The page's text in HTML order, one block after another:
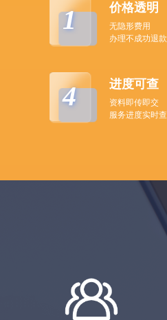
1 价格透明
无隐形费用
办理不成功退款
4 进度可查
资料即传即交
服务进度实时查